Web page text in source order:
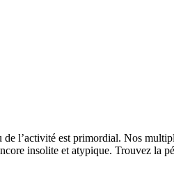
l’activité est primordial. Nos
insolite et atypique. Trouvez la